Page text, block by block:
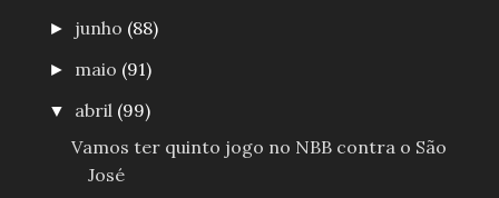
► junho (88)
► maio (91)
▼ abril (99)
Vamos ter quinto jogo no NBB contra o São
José